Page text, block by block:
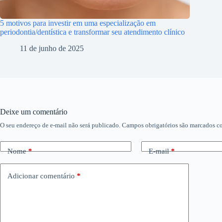
5 motivos para investir em uma especialização em
periodontia/dentística e transformar seu atendimento clínico
11 de junho de 2025
Deixe um comentário
O seu endereço de e-mail não será publicado. Campos obrigatórios são marcados
Nome* E-mail*
Adicionar comentário *